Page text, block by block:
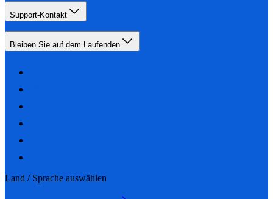
Support-Kontakt
Bleiben Sie auf dem Laufenden
Land / Sprache auswählen